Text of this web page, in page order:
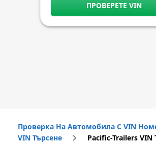
ПРОВЕРЕТЕ VIN
Проверка На Автомобила С VIN
VIN Търсене
Pacific-Trailers VIN